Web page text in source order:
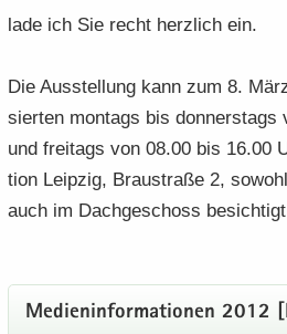
lade ich Sie recht herz­lich ein.
Die Aus­stel­lung kann zum 8.
sier­ten mon­tags bis don­ners­tags
und frei­tags von 08.00 bis 16.00
ti­on Leip­zig, Brau­stra­ße 2,
auch im Dach­ge­schoss
Me­di­en­in­for­ma­tio­nen 2012